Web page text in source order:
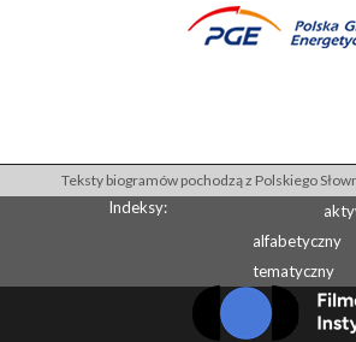
Teksty biogramów pochodzą z Polskiego
Indeksy:
alfabetyczny
tematyczny